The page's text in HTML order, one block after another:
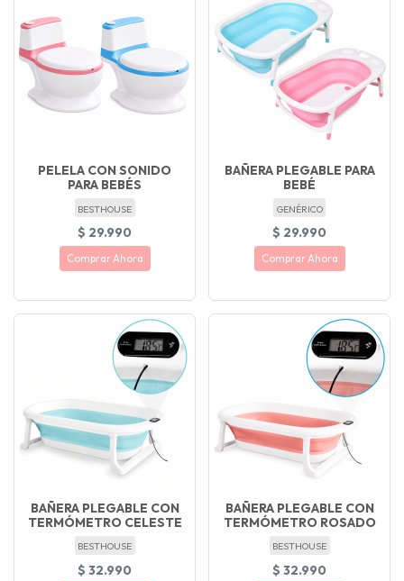
PELELA CON SONIDO
PARA BEBÉS
BESTHOUSE
$ 29.990
Comprar Ahora
BAÑERA PLEGABLE PARA
BEBÉ
GENÉRICO
$ 29.990
Comprar Ahora
BAÑERA PLEGABLE CON
TERMÓMETRO CELESTE
BESTHOUSE
$ 32.990
BAÑERA PLEGABLE CON
TERMÓMETRO ROSADO
BESTHOUSE
$ 32.990